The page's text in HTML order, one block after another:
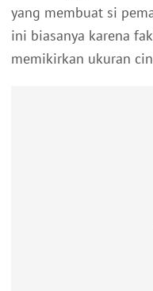
yang membuat si
ini biasanya karena
memikirkan ukuran